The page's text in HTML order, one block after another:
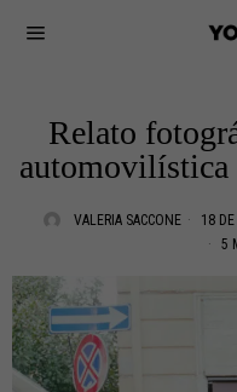
Relato
automovilística
VALERIA SACCONE 18
5